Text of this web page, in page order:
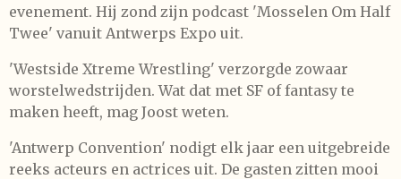
evenement. Hij zond zijn podcast 'Mosselen Om Half
Twee' vanuit Antwerps Expo uit.
'Westside Xtreme Wrestling' verzorgde zowaar
worstelwedstrijden. Wat dat met SF of fantasy te
maken heeft, mag Joost weten.
'Antwerp Convention' nodigt elk jaar een uitgebreide
reeks acteurs en actrices uit. De gasten zitten mooi